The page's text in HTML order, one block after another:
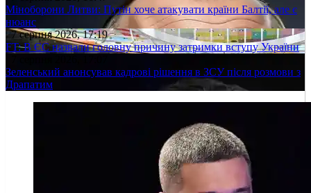
Міноборони Литви: Путін хоче атакувати країни Балтії, але є
нюанс
7 серпня 2026, 17:19
FT: В ЄС назвали головну причину затримки вступу України
Зеленський анонсував кадрові рішення в ЗСУ після розмови з
Драпатим